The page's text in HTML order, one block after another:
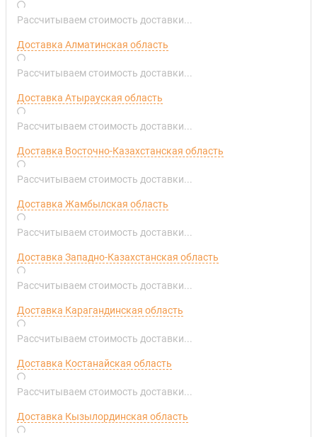
Рассчитываем стоимость доставки...
Доставка Алматинская область
Рассчитываем стоимость доставки...
Доставка Атырауская область
Рассчитываем стоимость доставки...
Доставка Восточно-Казахстанская область
Рассчитываем стоимость доставки...
Доставка Жамбылская область
Рассчитываем стоимость доставки...
Доставка Западно-Казахстанская область
Рассчитываем стоимость доставки...
Доставка Карагандинская область
Рассчитываем стоимость доставки...
Доставка Костанайская область
Рассчитываем стоимость доставки...
Доставка Кызылординская область